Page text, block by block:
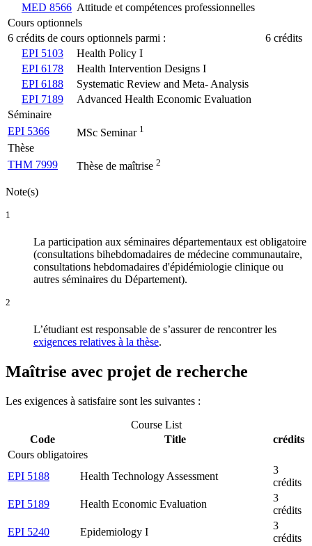
MED 8566 Attitude et compétences professionnelles
Cours optionnels
6 crédits de cours optionnels parmi :
6 crédits
EPI 5103
Health Policy I
EPI 6178
Health Intervention Designs I
EPI 6188
Systematic Review and Meta- Analysis
EPI 7189
Advanced Health Economic Evaluation
Séminaire
EPI 5366
MSc Seminar 1
Thèse
THM 7999
Thèse de maîtrise 2
Note(s)
1
La participation aux séminaires départementaux est obligatoire
(consultations bihebdomadaires de médecine communautaire,
consultations hebdomadaires d'épidémiologie clinique ou
autres séminaires du Département).
2
L’étudiant est responsable de s’assurer de rencontrer les
exigences relatives à la thèse.
Maîtrise avec projet de recherche
Les exigences à satisfaire sont les suivantes :
Course List
Code
Title
crédits
Cours obligatoires
EPI 5188
Health Technology Assessment
3
crédits
EPI 5189
Health Economic Evaluation
3
crédits
EPI 5240
Epidemiology I
3
crédits